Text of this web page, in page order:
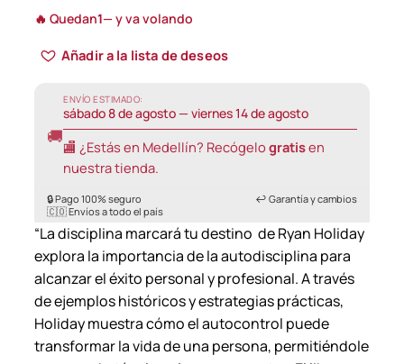
🔥 Quedan1— y va volando
Añadir a la lista de deseos
🚚
ENVÍO ESTIMADO:
sábado 8 de agosto — viernes 14 de agosto
🏬 ¿Estás en Medellín? Recógelo gratisen
nuestra tienda.
🔒 Pago 100% seguro
↩️ Garantía y cambios
🇨🇴 Envíos a todo el país
“La disciplina marcará tu destino de Ryan Holiday
explora la importancia de la autodisciplina para
alcanzar el éxito personal y profesional. A través
de ejemplos históricos y estrategias prácticas,
Holiday muestra cómo el autocontrol puede
transformar la vida de una persona, permitiéndole